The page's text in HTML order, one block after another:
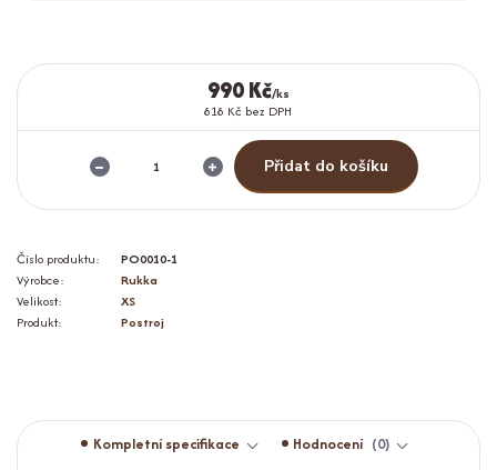
990 Kč/ks
818 Kč bez DPH
Přidat do košíku
Číslo produktu:
PO0010-1
Výrobce:
Rukka
Velikost:
XS
Produkt:
Postroj
Kompletní specifikace Hodnocení
0